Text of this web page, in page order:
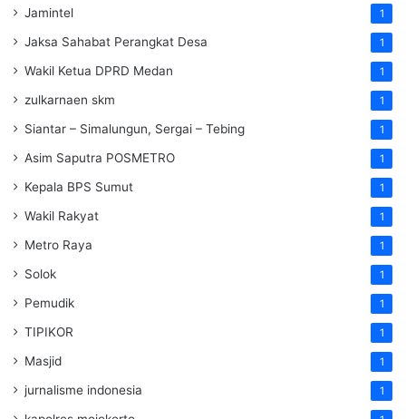
Jamintel 1
Jaksa Sahabat Perangkat Desa 1
Wakil Ketua DPRD Medan 1
zulkarnaen skm 1
Siantar – Simalungun, Sergai – Tebing 1
Asim Saputra POSMETRO 1
Kepala BPS Sumut 1
Wakil Rakyat 1
Metro Raya 1
Solok 1
Pemudik 1
TIPIKOR 1
Masjid 1
jurnalisme indonesia 1